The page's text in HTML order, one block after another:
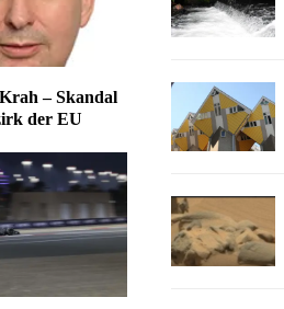
– Skandal
der EU